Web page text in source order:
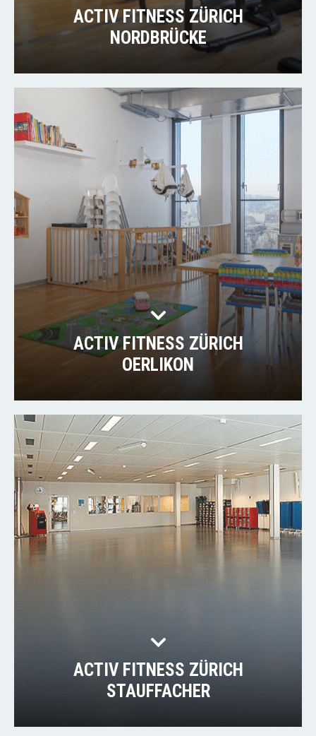
ACTIV FITNESS ZÜRICH
NORDBRÜCKE
ACTIV FITNESS ZÜRICH
OERLIKON
ACTIV FITNESS ZÜRICH
STAUFFACHER